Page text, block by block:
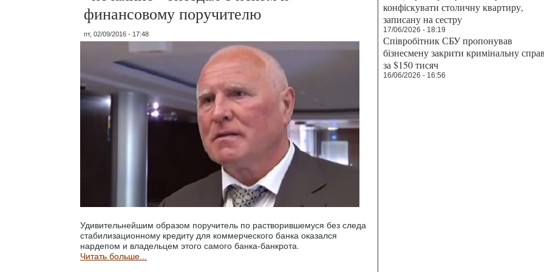
финансовому поручителю
пт, 02/09/2016 - 17:48
Удивительнейшим образом поручитель по растворившемуся без следа
стабилизационному кредиту для коммерческого банка оказался
нардепом и владельцем этого самого банка-банкрота.
Читать больше...
конфіскувати столичну квартиру,
записану на сестру
17/06/2026 - 18:19
Співробітник СБУ пропонував
бізнесмену закрити кримінальну
за $150 тисяч
16/06/2026 - 16:56